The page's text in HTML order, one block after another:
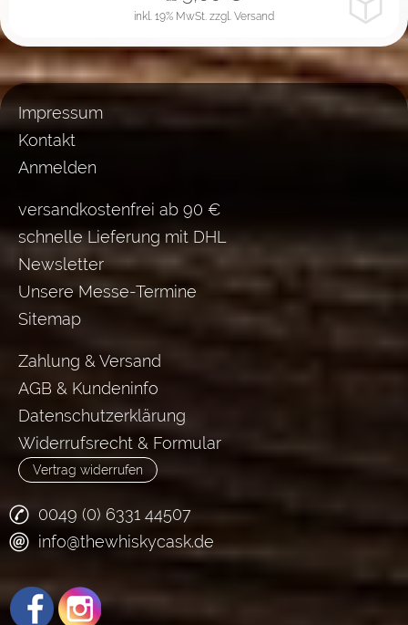
inkl. 19% MwSt. zzgl. Versand
Impressum
Kontakt
Anmelden
versandkostenfrei ab 90 €
schnelle Lieferung mit DHL
Newsletter
Unsere Messe-Termine
Sitemap
Zahlung & Versand
AGB & Kundeninfo
Datenschutzerklärung
Widerrufsrecht & Formular
Vertrag widerrufen
0049 (0) 6331 44507
info@thewhiskycask.de